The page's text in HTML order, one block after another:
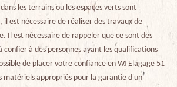
les terrains ou les espaces verts sont
il est nécessaire de réaliser des travaux de
Il est nécessaire de rappeler que ce sont des
confier à des personnes ayant les qualifications
de placer votre confiance en WJ Elagage 51
matériels appropriés pour la garantie d'un